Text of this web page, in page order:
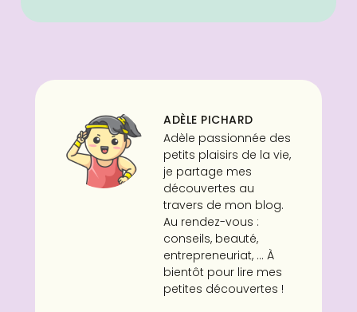
ADÈLE PICHARD
Adèle passionnée des
petits plaisirs de la vie,
je partage mes
découvertes au
travers de mon blog.
Au rendez-vous :
conseils, beauté,
entrepreneuriat, ... À
bientôt pour lire mes
petites découvertes !